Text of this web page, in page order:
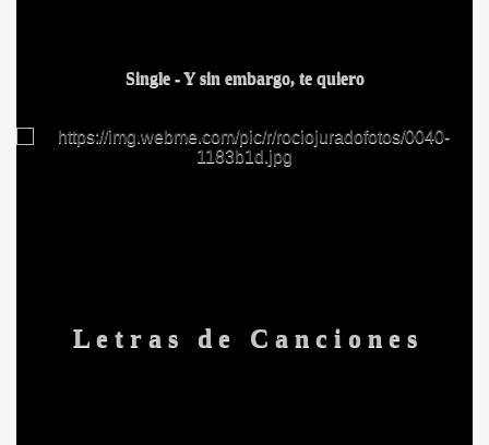
Single - Y sin embargo, te quiero
L e t r a s d e C a n c i o n e s